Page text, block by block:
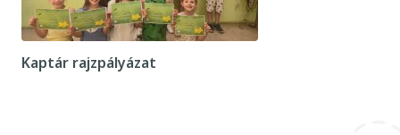
Kaptár rajzpályázat